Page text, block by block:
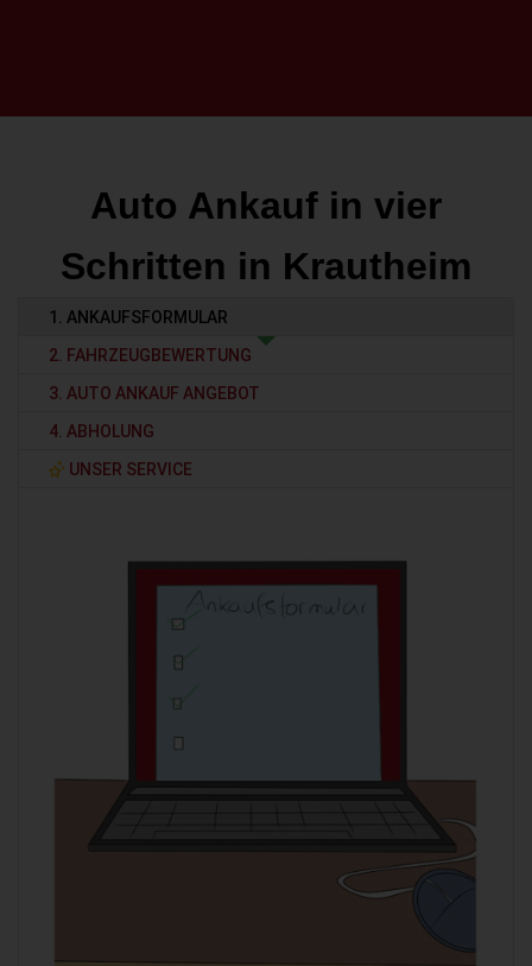
Auto Ankauf in vier
Schritten in Krautheim
1. ANKAUFSFORMULAR
2. FAHRZEUGBEWERTUNG
3. AUTO ANKAUF ANGEBOT
4. ABHOLUNG
UNSER SERVICE